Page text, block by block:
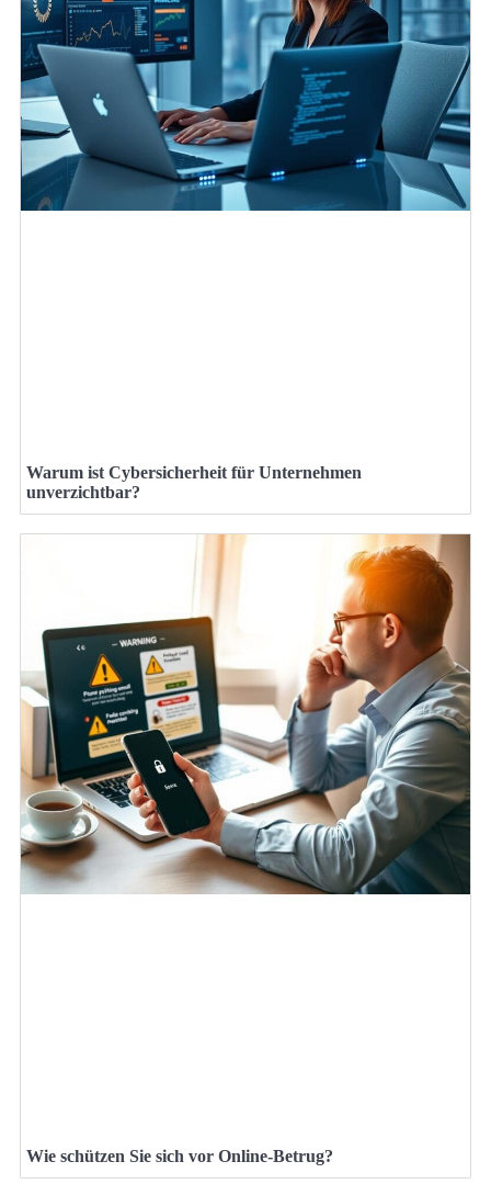
Warum ist Cybersicherheit für Unternehmen
unverzichtbar?
Wie schützen Sie sich vor Online-Betrug?